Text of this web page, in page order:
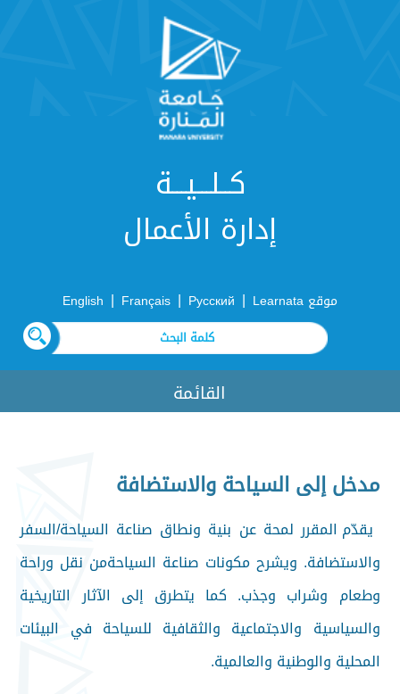
كــلـــيـــة
إدارة الأعمال
موقع Learnata |
Русский
|
Français
|
English
القائمة
مدخل إلى السياحة والاستضافة
يقدّم المقرر لمحة عن بنية ونطاق صناعة السياحة/السفر
والاستضافة. ويشرح مكونات صناعة السياحةمن نقل وراحة
وطعام وشراب وجذب. كما يتطرق إلى الآثار التاريخية
والسياسية والاجتماعية والثقافية للسياحة في البيئات
المحلية والوطنية والعالمية.